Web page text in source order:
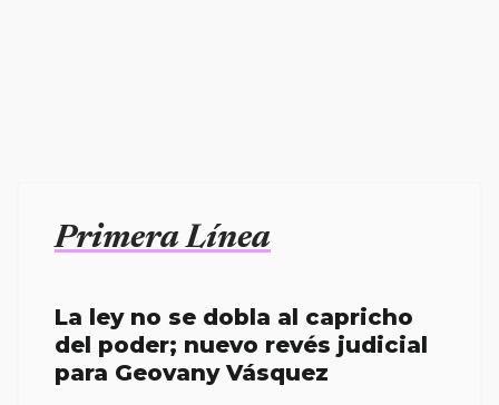
Primera Línea
La ley no se dobla al capricho
del poder; nuevo revés judicial
para Geovany Vásquez